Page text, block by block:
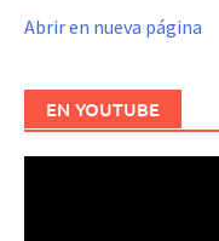
Abrir en nueva página
EN YOUTUBE